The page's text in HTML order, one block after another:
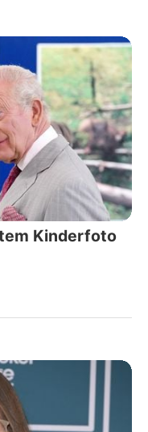
Kinderfoto